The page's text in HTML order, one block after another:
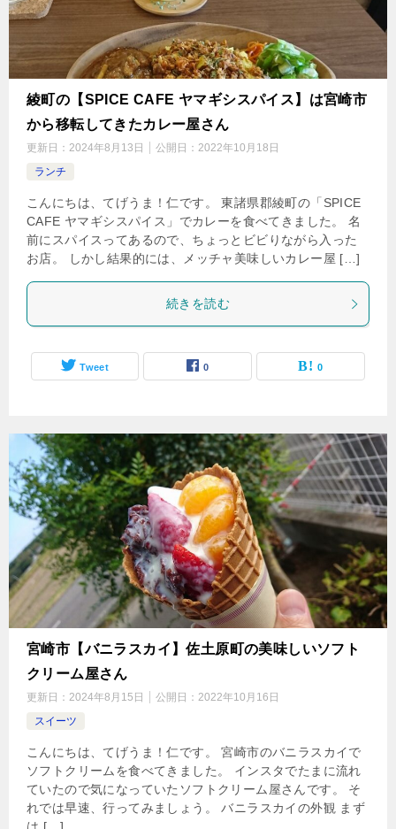
綾町の【SPICE CAFE ヤマギシスパイス】は宮崎市
から移転してきたカレー屋さん
更新日： 2024年8月13日 公開日： 2022年10月18日
ランチ
こんにちは、てげうま！仁です。 東諸県郡綾町の「SPICE
CAFE ヤマギシスパイス」でカレーを食べてきました。 名
前にスパイスってあるので、ちょっとビビりながら入った
お店。 しかし結果的には、メッチャ美味しいカレー屋 […]
続きを読む
Tweet 0 0
宮崎市【バニラスカイ】佐土原町の美味しいソフト
クリーム屋さん
更新日： 2024年8月15日 公開日： 2022年10月16日
スイーツ
こんにちは、てげうま！仁です。 宮崎市のバニラスカイで
ソフトクリームを食べてきました。 インスタでたまに流れ
ていたので気になっていたソフトクリーム屋さんです。 そ
れでは早速、行ってみましょう。 バニラスカイの外観 まず